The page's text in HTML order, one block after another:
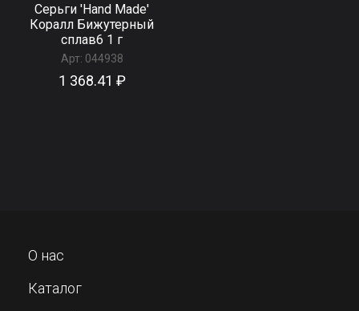
Серьги 'Hand Made'
Коралл Бижутерный
сплав6 1 г
Арт: 044938
1 368.41 ₽
О нас
Каталог